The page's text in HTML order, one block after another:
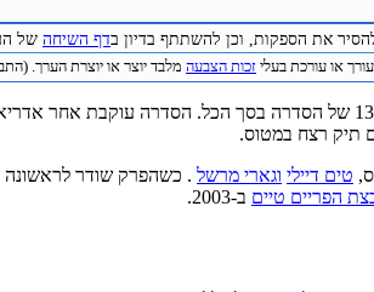
את הספקות, וכן להשתתף בדיון בדף השיחה של
או עורכת בעלי זכות הצבעה מלבד יוצר או יוצרת הערך. (התבנית
תיק רצח במטוס.
טים דיילי וגארי מרשל . כשהפרק שודר
הפריים טיים ב-2003.